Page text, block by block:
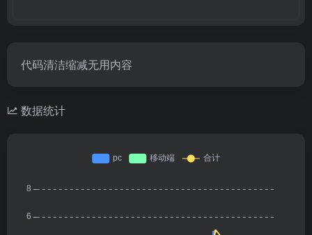
代码清洁缩减无用内容
数据统计